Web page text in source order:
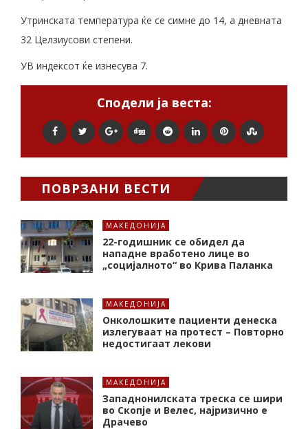
Утринската температура ќе се симне до 14, а дневната
32 Целзиусови степени.
УВ индексот ќе изнесува 7.
Сподели ја веста:
ПОВРЗАНИ ВЕСТИ
МАКЕДОНИЈА
22-годишник се обидел да
нападне вработено лице во
„социјалното“ во Крива Паланка
МАКЕДОНИЈА
Онколошките пациенти денеска
излегуваат на протест – Повторно
недостигаат лекови
МАКЕДОНИЈА
Западнонилската треска се шири
во Скопје и Велес, најризично е
Драчево